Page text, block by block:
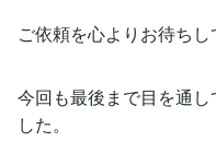
ご依頼を心よりお待ちし
今回も最後まで目を通
した。